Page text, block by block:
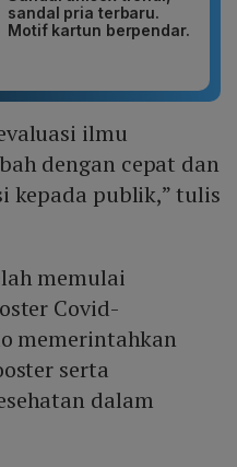
sandal pria terbaru.
Motif kartun berpendar.
ilmu
dengan cepat dan
kepada publik,” tulis
memulai
Covid-
memerintahkan
serta
dalam